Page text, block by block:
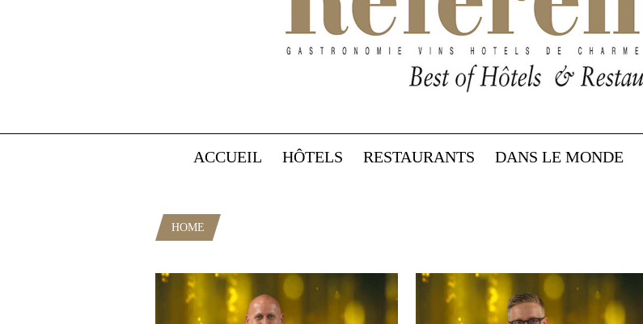
ACCUEIL HÔTELS RESTAURANTS DANS LE MONDE
HOME